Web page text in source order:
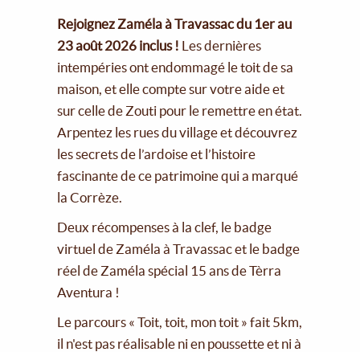
Rejoignez Zaméla à Travassac du 1er au
23 août 2026 inclus ! Les dernières
intempéries ont endommagé le toit de sa
maison, et elle compte sur votre aide et
sur celle de Zouti pour le remettre en état.
Arpentez les rues du village et découvrez
les secrets de l’ardoise et l’histoire
fascinante de ce patrimoine qui a marqué
la Corrèze.
Deux récompenses à la clef, le badge
virtuel de Zaméla à Travassac et le badge
réel de Zaméla spécial 15 ans de Tèrra
Aventura !
Le parcours « Toit, toit, mon toit » fait 5km,
il n'est pas réalisable ni en poussette et ni à